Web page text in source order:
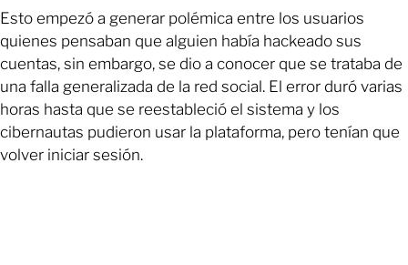
Esto empezó a generar polémica entre los usuarios
quienes pensaban que alguien había hackeado sus
cuentas, sin embargo, se dio a conocer que se trataba de
una falla generalizada de la red social. El error duró varias
horas hasta que se reestableció el sistema y los
cibernautas pudieron usar la plataforma, pero tenían que
volver iniciar sesión.